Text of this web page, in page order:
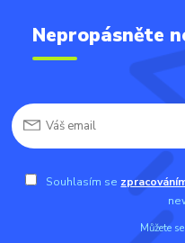
Nepropásněte
Souhlasím se
Můžete